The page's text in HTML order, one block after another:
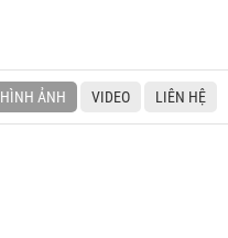
HÌNH ẢNH VIDEO LIÊN HỆ